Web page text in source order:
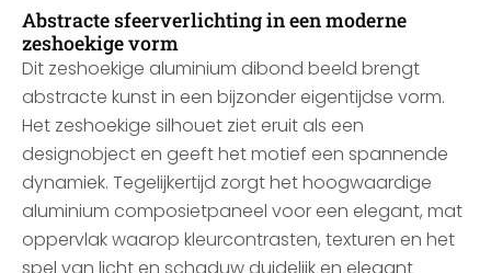
Abstracte sfeerverlichting in een moderne
zeshoekige vorm
Dit zeshoekige aluminium dibond beeld brengt
abstracte kunst in een bijzonder eigentijdse vorm.
Het zeshoekige silhouet ziet eruit als een
designobject en geeft het motief een spannende
dynamiek. Tegelijkertijd zorgt het hoogwaardige
aluminium composietpaneel voor een elegant, mat
oppervlak waarop kleurcontrasten, texturen en het